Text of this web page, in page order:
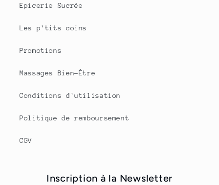
Epicerie Sucrée
Les p'tits coins
Promotions
Massages Bien-Être
Conditions d'utilisation
Politique de remboursement
CGV
Inscription à la Newsletter